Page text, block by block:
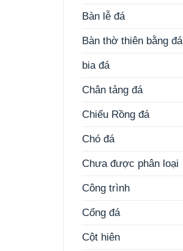
Bàn lễ đá
Bàn thờ thiên bằng đá
bia đá
Chân tảng đá
Chiếu Rồng đá
Chó đá
Chưa được phân loại
Công trình
Cổng đá
Cột hiên